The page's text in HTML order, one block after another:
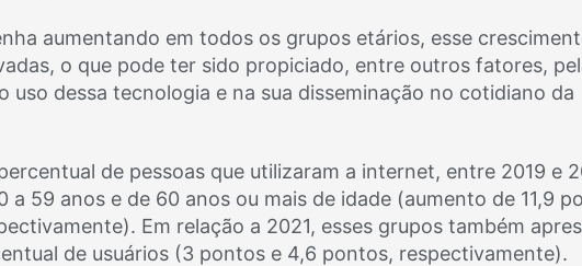
aumentando em todos os grupos etários, esse
o que pode ter sido propiciado, entre outros fatores,
uso dessa tecnologia e na sua disseminação no cotidiano da
de pessoas que utilizaram a internet, entre 2019 e
a 59 anos e de 60 anos ou mais de idade (aumento de 11,9
Em relação a 2021, esses grupos também
de usuários (3 pontos e 4,6 pontos, respectivamente).